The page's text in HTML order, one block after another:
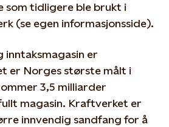
som tidligere ble brukt i
(se egen informasjonsside).
inntaksmagasin er
er Norges største målt i
3,5 milliarder
magasin. Kraftverket er
innvendig sandfang for å